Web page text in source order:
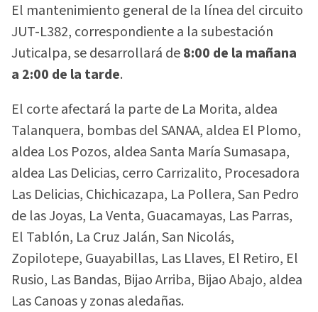
El mantenimiento general de la línea del circuito
JUT-L382, correspondiente a la subestación
Juticalpa, se desarrollará de8:00 de la mañana
a 2:00 de la tarde.
El corte afectará la parte de La Morita, aldea
Talanquera, bombas del SANAA, aldea El Plomo,
aldea Los Pozos, aldea Santa María Sumasapa,
aldea Las Delicias, cerro Carrizalito, Procesadora
Las Delicias, Chichicazapa, La Pollera, San Pedro
de las Joyas, La Venta, Guacamayas, Las Parras,
El Tablón, La Cruz Jalán, San Nicolás,
Zopilotepe, Guayabillas, Las Llaves, El Retiro, El
Rusio, Las Bandas, Bijao Arriba, Bijao Abajo, aldea
Las Canoas y zonas aledañas.